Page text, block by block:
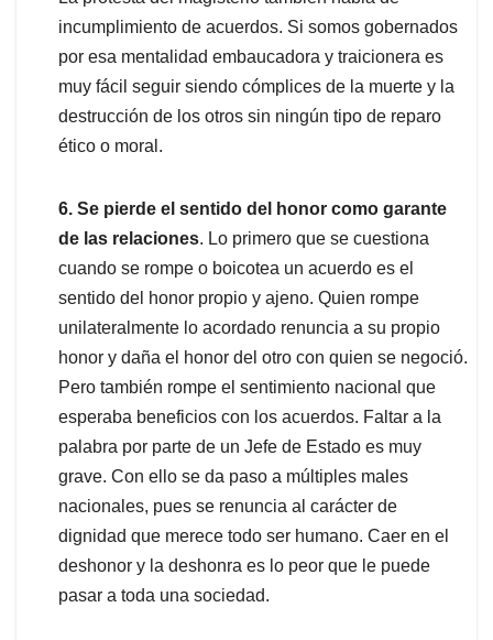
incumplimiento de acuerdos. Si somos gobernados
por esa mentalidad embaucadora y traicionera es
muy fácil seguir siendo cómplices de la muerte y la
destrucción de los otros sin ningún tipo de reparo
ético o moral.
6. Se pierde el sentido del honor como garante
de las relaciones. Lo primero que se cuestiona
cuando se rompe o boicotea un acuerdo es el
sentido del honor propio y ajeno. Quien rompe
unilateralmente lo acordado renuncia a su propio
honor y daña el honor del otro con quien se negoció.
Pero también rompe el sentimiento nacional que
esperaba beneficios con los acuerdos. Faltar a la
palabra por parte de un Jefe de Estado es muy
grave. Con ello se da paso a múltiples males
nacionales, pues se renuncia al carácter de
dignidad que merece todo ser humano. Caer en el
deshonor y la deshonra es lo peor que le puede
pasar a toda una sociedad.